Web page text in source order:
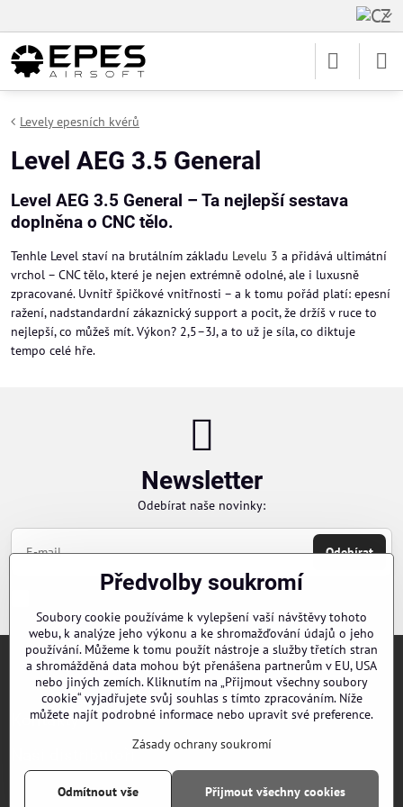
Levely epesních kvérů
Level AEG 3.5 General
Level AEG 3.5 General – Ta nejlepší sestava
doplněna o CNC tělo.
Tenhle Level staví na brutálním základu Levelu 3 a přidává ultimátní
vrchol – CNC tělo, které je nejen extrémně odolné, ale i luxusně
zpracované. Uvnitř špičkové vnitřnosti – a k tomu pořád platí: epesní
ražení, nadstandardní zákaznický support a pocit, že držíš v ruce to
nejlepší, co můžeš mít. Výkon? 2,5–3J, a to už je síla, co diktuje
tempo celé hře.
Newsletter
Odebírat naše novinky:
Odebírat
Chci se přihlásit k odběru novinek e-mailem
Objednávky
Kontakty
Naši distributoři
Předvolby soukromí
Soubory cookie používáme k vylepšení vaší návštěvy tohoto
webu, k analýze jeho výkonu a ke shromažďování údajů o jeho
používání. Můžeme k tomu použít nástroje a služby třetích stran
a shromážděná data mohou být přenášena partnerům v EU, USA
nebo jiných zemích. Kliknutím na „Přijmout všechny soubory
cookie“ vyjadřujete svůj souhlas s tímto zpracováním. Níže
můžete najít podrobné informace nebo upravit své preference.
Zásady ochrany soukromí
Přijmout všechny cookies
Odmítnout vše